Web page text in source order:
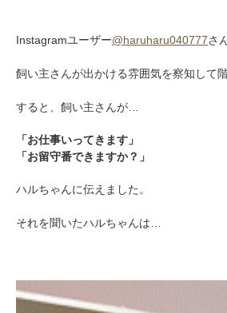
Instagramユーザー@haruharu040777さ
飼い主さんが出かける雰囲気を察知して
すると、飼い主さんが…
「お仕事いってきます」
「お留守番できますか？」
ハルちゃんに伝えました。
それを聞いたハルちゃんは…